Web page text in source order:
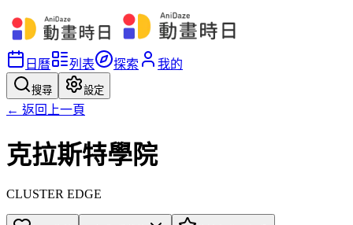
日曆 列表 探索 我的
搜尋 設定
← 返回上一頁
克拉斯特學院
CLUSTER EDGE